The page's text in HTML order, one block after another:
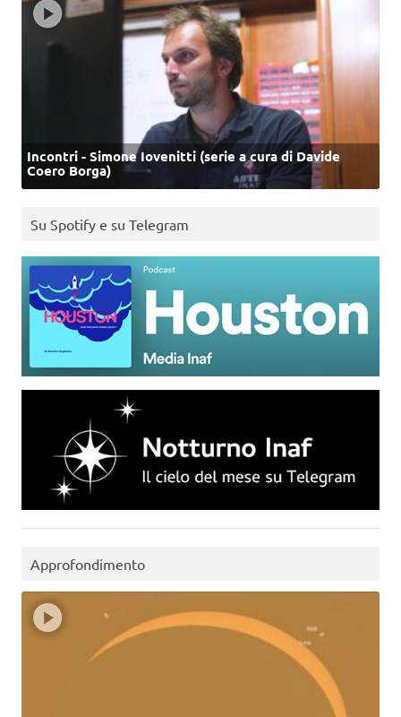
Incontri - Simone Iovenitti (serie a cura di Davide
Coero Borga)
Su Spotify e su Telegram
Approfondimento